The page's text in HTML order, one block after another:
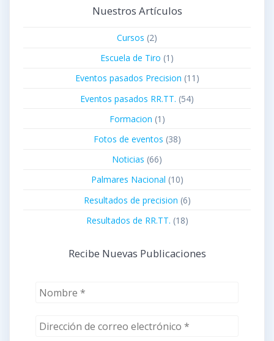
Nuestros Artículos
Cursos (2)
Escuela de Tiro (1)
Eventos pasados Precision (11)
Eventos pasados RR.TT. (54)
Formacion (1)
Fotos de eventos (38)
Noticias (66)
Palmares Nacional (10)
Resultados de precision (6)
Resultados de RR.TT. (18)
Recibe Nuevas Publicaciones